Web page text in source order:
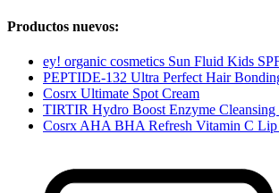
Productos nuevos:
ey! organic cosmetics Sun Fluid Kids
PEPTIDE-132 Ultra Perfect Hair
Cosrx Ultimate Spot Cream
TIRTIR Hydro Boost Enzyme Cleansing
Cosrx AHA BHA Refresh Vitamin C Lip